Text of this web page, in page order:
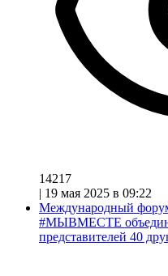
14217
| 19 мая 2025 в 09:22
Международный
#МЫВМЕСТЕ
представителей 40